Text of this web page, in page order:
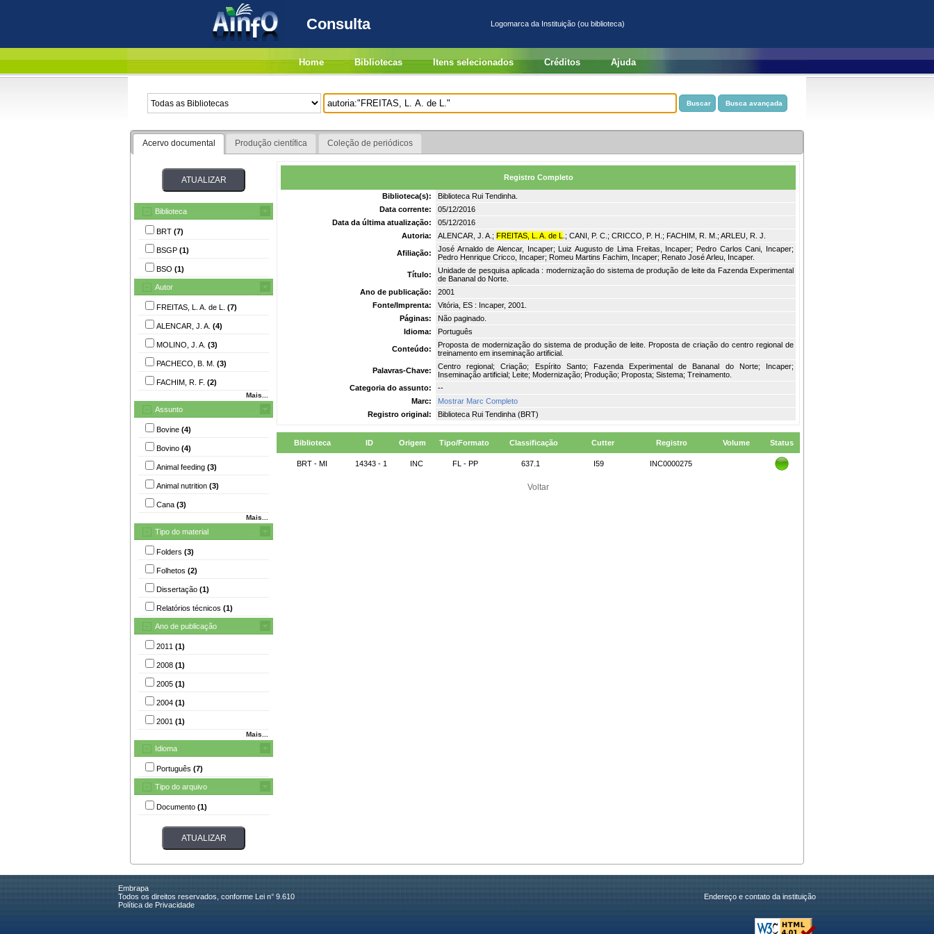
Consulta Logomarca da Instituição (ou biblioteca)
Home Bibliotecas Itens selecionados Créditos Ajuda
Acervo documental Produção científica Coleção de periódicos
Biblioteca
BRT (7)
BSGP (1)
BSO (1)
Autor
FREITAS, L. A. de L. (7)
ALENCAR, J. A. (4)
MOLINO, J. A. (3)
PACHECO, B. M. (3)
FACHIM, R. F. (2)
Mais...
Assunto
Bovine (4)
Bovino (4)
Animal feeding (3)
Animal nutrition (3)
Cana (3)
Mais...
Tipo do material
Folders (3)
Folhetos (2)
Dissertação (1)
Relatórios técnicos (1)
Ano de publicação
2011 (1)
2008 (1)
2005 (1)
2004 (1)
2001 (1)
Mais...
Idioma
Português (7)
Tipo do arquivo
Documento (1)
Registro Completo
Biblioteca(s):
Biblioteca Rui Tendinha.
Data corrente:
05/12/2016
Data da última atualização:
05/12/2016
Autoria:
ALENCAR, J. A.; FREITAS, L. A. de L .; CANI, P. C.; CRICCO, P. H.; FACHIM, R. M.; ARLEU, R. J.
Afiliação:
José Arnaldo de Alencar, Incaper; Luiz Augusto de Lima Freitas, Incaper; Pedro Carlos Cani, Incaper;
Pedro Henrique Cricco, Incaper; Romeu Martins Fachim, Incaper; Renato José Arleu, Incaper.
Título:
Unidade de pesquisa aplicada : modernização do sistema de produção de leite da Fazenda Experimental
de Bananal do Norte.
Ano de publicação:
2001
Fonte/Imprenta:
Vitória, ES : Incaper, 2001.
Páginas:
Não paginado.
Idioma:
Português
Conteúdo:
Proposta de modernização do sistema de produção de leite. Proposta de criação do centro regional de
treinamento em inseminação artificial.
Palavras-Chave:
Centro regional; Criação; Espírito Santo; Fazenda Experimental de Bananal do Norte; Incaper;
Inseminação artificial; Leite; Modernização; Produção; Proposta; Sistema; Treinamento.
Categoria do assunto:
--
Marc:
Mostrar Marc Completo
Registro original:
Biblioteca Rui Tendinha (BRT)
Biblioteca ID Origem Tipo/Formato Classificação Cutter Registro Volume Status
BRT - MI 14343 - 1 INC FL - PP 637.1 I59 INC0000275
Voltar
Embrapa
Todos os direitos reservados, conforme Lei n° 9.610
Política de Privacidade
Endereço e contato da instituição